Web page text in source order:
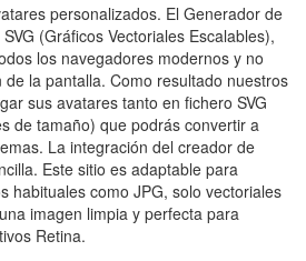
personalizados. El Generador de
(Gráficos Vectoriales Escalables),
los navegadores modernos y no
la pantalla. Como resultado nuestros
sus avatares tanto en fichero SVG
de tamaño) que podrás convertir a
La integración del creador de
Este sitio es adaptable para
habituales como JPG, solo vectoriales
imagen limpia y perfecta para
Retina.